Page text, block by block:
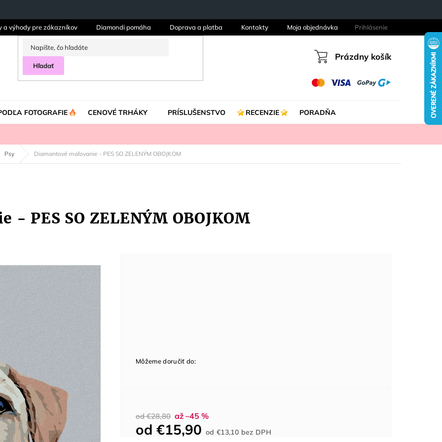
a výhody pre zákazníkov Diamondi pomáha Doprava a platba Kontakty Moja objednávka Prihlásenie
Hľadať
Nákupný
Prázdny košík
FOTOGRAFIE CENOVÉ TRHÁKY PRÍSLUŠENSTVO RECENZIE PORADŇA
Psy Diamantové maľovanie - PES SO ZELENÝM OBOJKOM
PES SO ZELENÝM OBOJKOM
od €28,80 až –45 %
od €15,90 od€13,10 bez DPHcena:
Môžeme doručiť do: